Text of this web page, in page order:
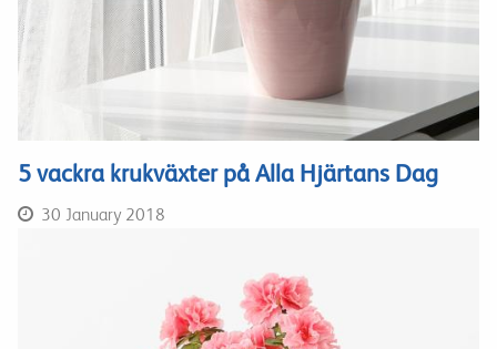
5 vackra krukväxter på Alla Hjärtans Dag
30 January 2018